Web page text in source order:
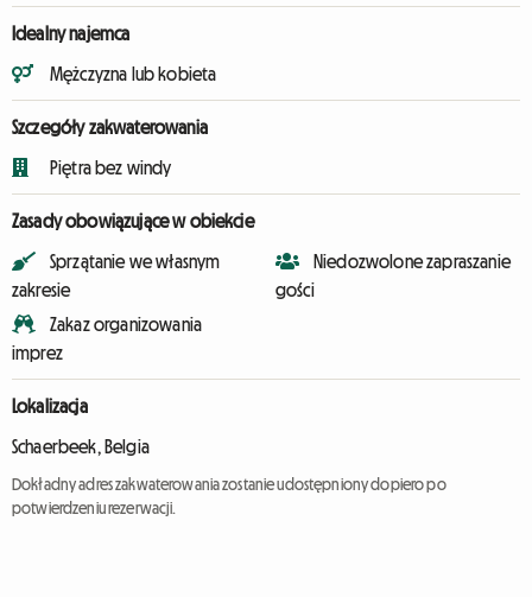
Idealny najemca
Mężczyzna lub kobieta
Szczegóły zakwaterowania
Piętra bez windy
Zasady obowiązujące w obiekcie
Sprzątanie we własnym
zakresie
Zakaz organizowania
imprez
Niedozwolone zapraszanie
gości
Lokalizacja
Schaerbeek, Belgia
Dokładny adres zakwaterowania zostanie udostępniony dopiero po
potwierdzeniu rezerwacji.